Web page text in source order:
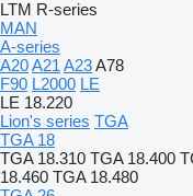
LTM R-series
MAN
A-series
A20A21 A23A78
F90 L2000 LE
LE 18.220
Lion's series TGA
TGA 18
TGA 18.310 TGA 18.400
18.460 TGA 18.480